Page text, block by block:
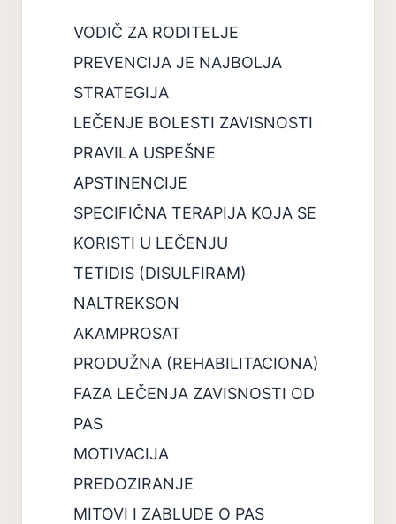
VODIČ ZA RODITELJE
PREVENCIJA JE NAJBOLJA
STRATEGIJA
LEČENJE BOLESTI ZAVISNOSTI
PRAVILA USPEŠNE
APSTINENCIJE
SPECIFIČNA TERAPIJA KOJA SE
KORISTI U LEČENJU
TETIDIS (DISULFIRAM)
NALTREKSON
AKAMPROSAT
PRODUŽNA (REHABILITACIONA)
FAZA LEČENJA ZAVISNOSTI OD
PAS
MOTIVACIJA
PREDOZIRANJE
MITOVI I ZABLUDE O PAS